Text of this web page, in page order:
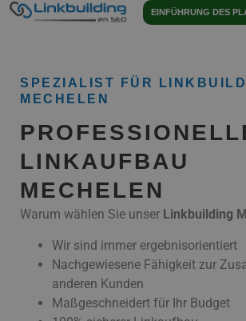
EINFÜHRUNG DES
SPEZIALIST FÜR
MECHELEN
LINKAUFBAU
MECHELEN
Warum wählen Sie unser Linkbuilding
Wir sind immer ergebnisorientiert
Nachgewiesene Fähigkeit zur
anderen Kunden
Maßgeschneidert für Ihr Budget